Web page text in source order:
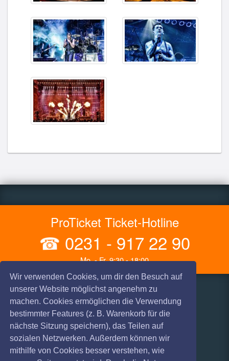
Wir verwenden Cookies, um dir den Besuch auf
unserer Website möglichst angenehm zu
machen. Cookies ermöglichen die Verwendung
bestimmter Features (z. B. Warenkorb für die
nächste Sitzung speichern), das Teilen auf
sozialen Netzwerken. Außerdem können wir
mithilfe von Cookies besser verstehen, wie
ProTicket Ticket-Hotline
☎ 0231 - 917 22 90
Mo. - Fr. 9:30 - 18:00
Infos
AGB
Haftungsausschluss
Datenschutz
Hilfe & Kontakt
Vorverkaufsstellen
Versandarten
Zahlungsarten